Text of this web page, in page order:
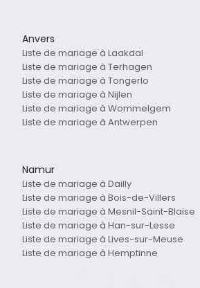
Anvers
Liste de mariage à Laakdal
Liste de mariage à Terhagen
Liste de mariage à Tongerlo
Liste de mariage à Nijlen
Liste de mariage à Wommelgem
Liste de mariage à Antwerpen
Namur
Liste de mariage à Dailly
Liste de mariage à Bois-de-Villers
Liste de mariage à Mesnil-Saint-Blaise
Liste de mariage à Han-sur-Lesse
Liste de mariage à Lives-sur-Meuse
Liste de mariage à Hemptinne